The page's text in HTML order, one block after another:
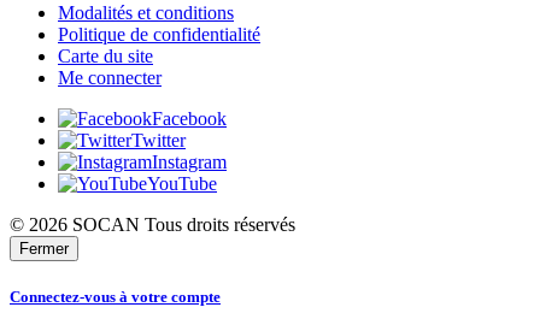
Modalités et conditions
Politique de confidentialité
Carte du site
Me connecter
Facebook
Twitter
Instagram
YouTube
© 2026 SOCAN Tous droits réservés
Fermer
Connectez-vous à votre compte